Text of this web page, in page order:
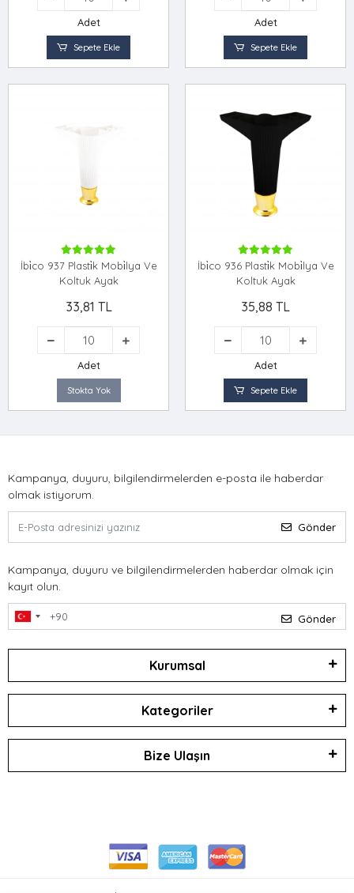
Adet
Sepete Ekle
Adet
Sepete Ekle
İbi̇co 937 Plasti̇k Mobi̇lya Ve
Koltuk Ayak
33,81 TL
Adet
Stokta Yok
İbi̇co 936 Plasti̇k Mobi̇lya Ve
Koltuk Ayak
35,88 TL
Adet
Sepete Ekle
Kampanya, duyuru, bilgilendirmelerden e-posta ile haberdar
olmak istiyorum.
Gönder
Kampanya, duyuru ve bilgilendirmelerden haberdar olmak için
kayıt olun.
Gönder
Kurumsal
Kategoriler
Bize Ulaşın